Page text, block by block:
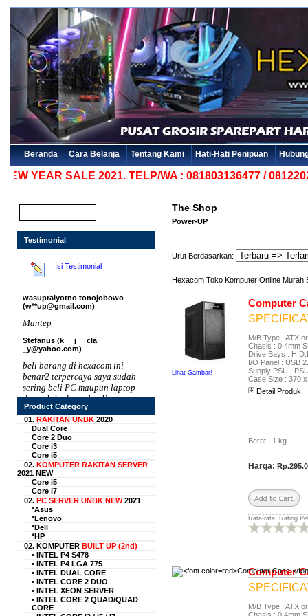
Beranda Cara Belanja Tentang Kami Hati-Hati Penipuan
YEAR SALE 2021. TELP/WA : 081803136477 /
Testimonial
Isi Testimonial
wasupraiyotno tonojobowo
(w**up@gmail.com)
Mantep
Stefanus (k_ _j_ _cla_
_y@yahoo.com)
beli barang di hexacom ini
benar2 terpercaya saya sudah
sering beli PC maupun laptop
dan selalu dapat kualitas
bagus dengan harga
terjangkau, rekomended seller
nih
H. L. Saprihadi
(sap____xx___@gmail.com)
Situs ini sangat tepercaya.
Semula sy agak meragukan
situs ini, karena tidak mau
menggunakan pihak ke tiga.
Tetapi sy coba membeli untuk
pertama kali, ternyata barang
sy sampai dengan cepat dan
memuaskan. Sekarang sy
selalu belanja disini barang2
elektronik , seperti laptop,
laptop, komputer pc,dll.
Karena harganya yang murah
tapi sangat berkualitas......
Product Category
01. RAKITAN UNBK 2020
Dual Core
Core 2 Duo
Core i3
Core i5
02. KOMPUTER RAKITAN SERVER
2021 NEW
Core i5
Core i7
02. PC SERVER UNBK NEW2021
*Asus
*Lenovo
*Dell
*HP
02. KOMPUTER BUILT UP (2nd)
• INTEL P4 S478
• INTEL P4 LGA 775
• INTEL DUAL CORE
• INTEL CORE 2 DUO
• INTEL XEON SERVER
• INTEL CORE 2 QUAD/QUAD
CORE
The Shop
Power-UP
Urut Berdasarkan:
Hexacom Toko Komputer Online Murah
Lihat Gambar!
Computer
M/B Type : ATX
Chasis : 0.4mm
Drive Bays :
I/O Panel : USB
Supply PSU :
Case Size : 370
Detail Produk
Berat : 1 kg
Harga:
Rata-rata. Rating
Computer
M/B Type : ATX